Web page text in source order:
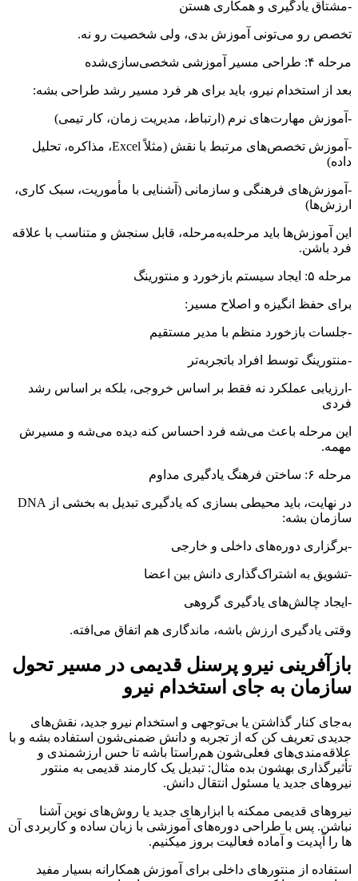
-مشتاق یادگیری و همکاری هستن
تخصص رو می‌تونی آموزش بدی، ولی شخصیت رو نه.
مرحله ۴: طراحی مسیر آموزشی شخصی‌سازی‌شده
بعد از استخدام نیرو، باید برای هر فرد مسیر رشد طراحی بشه:
-آموزش مهارت‌های نرم (ارتباط، مدیریت زمان، کار تیمی)
-آموزش تخصص‌های مرتبط با نقش (مثلاً Excel، مذاکره، تحلیل
داده)
-آموزش‌های فرهنگی و سازمانی (آشنایی با مأموریت، سبک کاری،
ارزش‌ها)
این آموزش‌ها باید مرحله‌به‌مرحله، قابل سنجش و متناسب با علاقه
فرد باشن.
مرحله ۵: ایجاد سیستم بازخورد و منتورینگ
برای حفظ انگیزه و اصلاح مسیر:
-جلسات بازخورد منظم با مدیر مستقیم
-منتورینگ توسط افراد باتجربه‌تر
-ارزیابی عملکرد نه فقط بر اساس خروجی، بلکه بر اساس رشد
فردی
این مرحله باعث می‌شه فرد احساس کنه دیده می‌شه و مسیرش
مهمه.
مرحله ۶: ساختن فرهنگ یادگیری مداوم
در نهایت، باید محیطی بسازی که یادگیری تبدیل به بخشی از DNA
سازمان بشه:
-برگزاری دوره‌های داخلی و خارجی
-تشویق به اشتراک‌گذاری دانش بین اعضا
-ایجاد چالش‌های یادگیری گروهی
وقتی یادگیری ارزش باشه، ماندگاری هم اتفاق می‌افته.
بازآفرینی نیرو پرسنل قدیمی در مسیر تحول
سازمان به جای استخدام نیرو
به‌جای کنار گذاشتن یا بی‌توجهی و استخدام نیرو جدید، نقش‌های
جدیدی تعریف کن که از تجربه و دانش ضمنی‌شون استفاده بشه و با
علاقه‌مندی‌های فعلی‌شون هم‌راستا باشه تا حس ارزشمندی و
تأثیرگذاری بهشون بده مثال: تبدیل یک کارمند قدیمی به منتور
نیروهای جدید یا مسئول انتقال دانش.
نیروهای قدیمی ممکنه با ابزارهای جدید یا روش‌های نوین آشنا
نباشن. پس با طراحی دوره‌های آموزشی با زبان ساده و کاربردی آن
ها را آپدیت و آماده فعالیت بروز میکنیم.
استفاده از منتورهای داخلی برای آموزش همکارانه بسیار مفید